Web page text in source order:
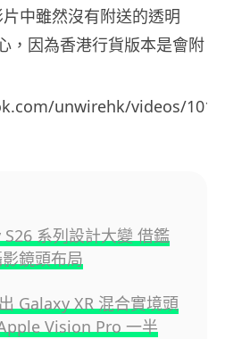
中雖然沒有附送的透明
，因為香港行貨版本是會附
unwirehk/videos/
系列設計大變 借鑑
鏡頭布局
Galaxy XR 混合實境頭
Vision Pro 一半